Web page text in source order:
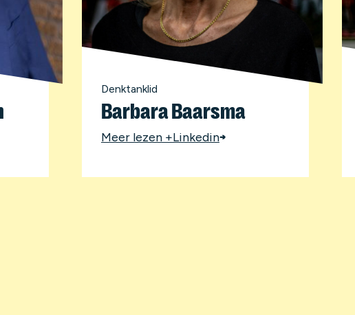
Denktanklid
Barbara Baarsma
Meer lezen +Linkedin